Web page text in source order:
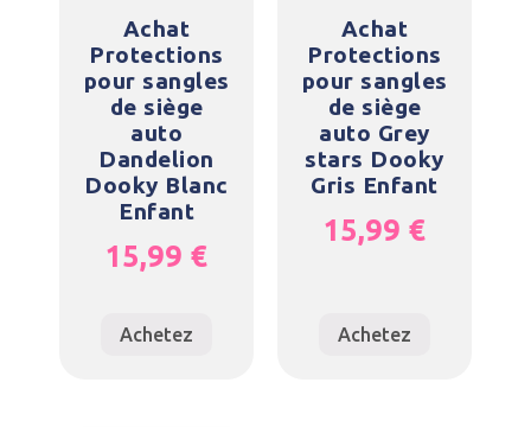
Achat
Protections
pour sangles
de siège
auto
Dandelion
Dooky Blanc
Enfant
15,99 €
Achetez
Achat
Protections
pour sangles
de siège
auto Grey
stars Dooky
Gris Enfant
15,99 €
Achetez